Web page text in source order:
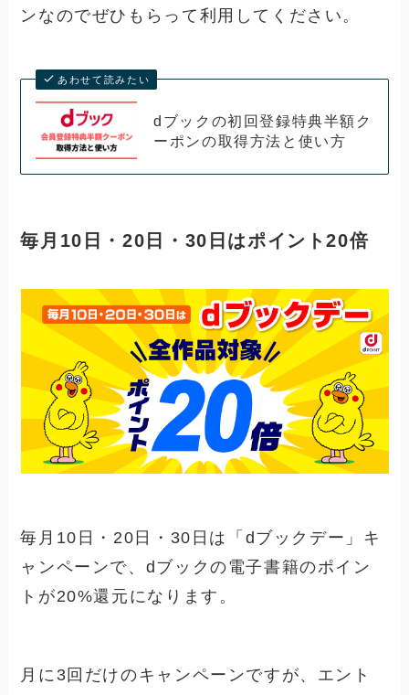
ンなのでぜひもらって利用してください。
あわせて読みたい
dブックの初回登録特典半額ク
ーポンの取得方法と使い方
毎月10日・20日・30日はポイント20倍
毎月10日・20日・30日は「dブックデー」キ
ャンペーンで、dブックの電子書籍のポイン
トが20%還元になります。
月に3回だけのキャンペーンですが、エント